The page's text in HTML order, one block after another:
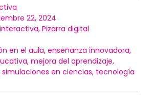
22, 2024
, Pizarra digital
en el aula, enseñanza innovadora,
, mejora del aprendizaje,
simulaciones en ciencias, tecnología